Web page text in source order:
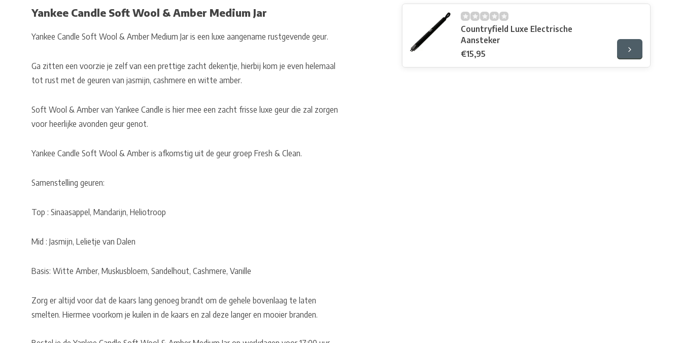
Yankee Candle Soft Wool & Amber Medium Jar
Yankee Candle Soft Wool & Amber Medium Jar is een luxe aangename rustgevende geur.
Ga zitten een voorzie je zelf van een prettige zacht dekentje, hierbij kom je even helemaal
tot rust met de geuren van jasmijn, cashmere en witte amber.
Soft Wool & Amber van Yankee Candle is hier mee een zacht frisse luxe geur die zal zorgen
voor heerlijke avonden geur genot.
Yankee Candle Soft Wool & Amber is afkomstig uit de geur groep Fresh & Clean.
Samenstelling geuren:
Top : Sinaasappel, Mandarijn, Heliotroop
Mid : Jasmijn, Lelietje van Dalen
Basis: Witte Amber, Muskusbloem, Sandelhout, Cashmere, Vanille
Zorg er altijd voor dat de kaars lang genoeg brandt om de gehele bovenlaag te laten
smelten. Hiermee voorkom je kuilen in de kaars en zal deze langer en mooier branden.
Countryfield Luxe Electrische
Aansteker
€15,95